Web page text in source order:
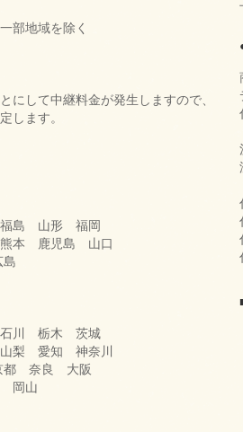
部地域を除く
して中継料金が発生しますので、
します。
島 山形 福岡
本 鹿児島 山口
川 栃木 茨城
梨 愛知 神奈川
都 奈良 大阪
岡山